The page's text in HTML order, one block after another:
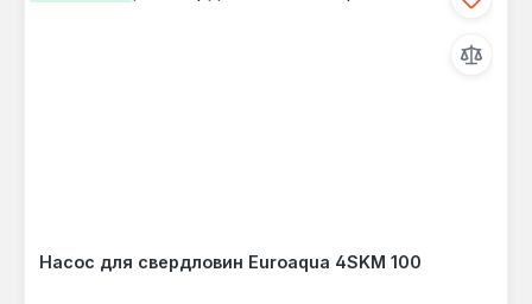
Насос для свердловин Euroaqua 4SKМ 100